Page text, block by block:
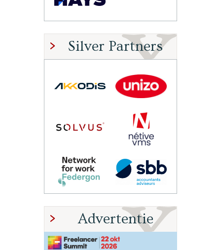
Silver Partners
Advertentie